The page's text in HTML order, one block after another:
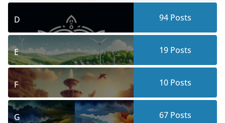
D 94Posts
E 19Posts
F 10Posts
G 67Posts